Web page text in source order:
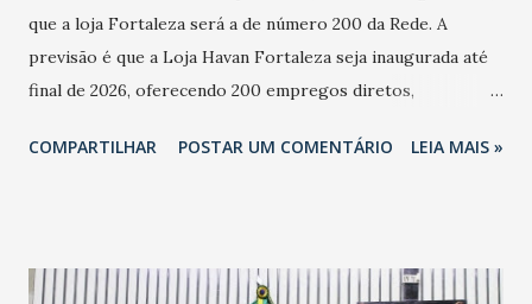
que a loja Fortaleza será a de número 200 da Rede. A
previsão é que a Loja Havan Fortaleza seja inaugurada até
final de 2026, oferecendo 200 empregos diretos,
Havan Fortaleza ainda não foi anunciada oficialmente, mas
COMPARTILHAR POSTAR UM COMENTÁRIO LEIA MAIS »